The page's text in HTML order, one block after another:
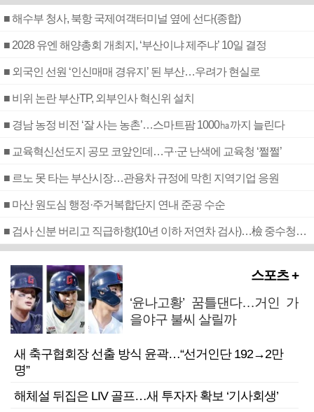
■ 해수부 청사, 북항 국제여객터미널 옆에 선다(종합)
■ 2028 유엔 해양총회 개최지, ‘부산이냐 제주냐’ 10일 결정
■ 외국인 선원 ‘인신매매 경유지’ 된 부산…우려가 현실로
■ 비위 논란 부산TP, 외부인사 혁신위 설치
■ 경남 농정 비전 ‘잘 사는 농촌’…스마트팜 1000㏊까지 늘린다
■ 교육혁신선도지 공모 코앞인데…구·군 난색에 교육청 ‘쩔쩔’
■ 르노 못 타는 부산시장…관용차 규정에 막힌 지역기업 응원
■ 마산 원도심 행정·주거복합단지 연내 준공 수순
■ 검사 신분 버리고 직급하향(10년 이하 저연차 검사)…檢 중수청행 기피
스포츠 +
‘윤나고황’ 꿈틀댄다…거인 가
을야구 불씨 살릴까
새 축구협회장 선출 방식 윤곽…“선거인단 192→2만
명”
해체설 뒤집은 LIV 골프…새 투자자 확보 ‘기사회생’